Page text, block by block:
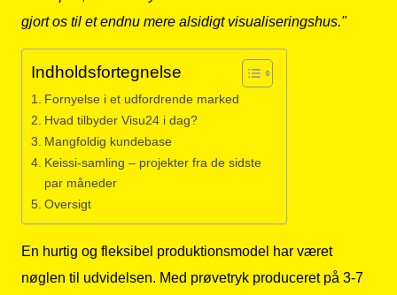
gjort os til et endnu mere alsidigt visualiseringshus."
Indholdsfortegnelse
Fornyelse i et udfordrende marked
Hvad tilbyder Visu24 i dag?
Mangfoldig kundebase
Keissi-samling – projekter fra de sidste
par måneder
Oversigt
En hurtig og fleksibel produktionsmodel har været
nøglen til udvidelsen. Med prøvetryk produceret på 3-7